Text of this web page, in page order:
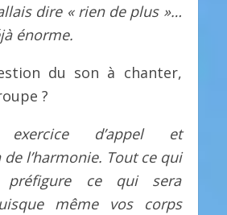
dire « rien de plus »…
énorme.
du son à chanter,
?
d’appel et
de l’harmonie. Tout ce qui
préfigure ce qui sera
même vos corps